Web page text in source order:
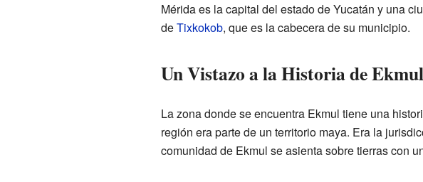
Mérida es la capital del estado de Yucatán y una
deTixkokob, que es la cabecera de su municipio.
Un Vistazo a la Historia de Ekmul
La zona donde se encuentra Ekmul tiene una
región era parte de un territorio maya. Era la
comunidad de Ekmul se asienta sobre tierras con